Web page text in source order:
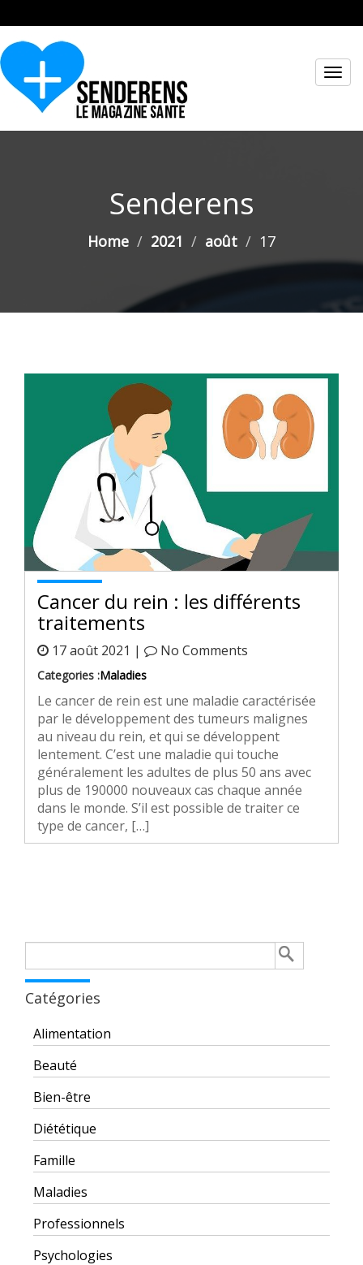
Senderens
Home 2021 août 17
Cancer du rein : les différents
traitements
17 août 2021 | No Comments
Categories :Maladies
Le cancer de rein est une maladie caractérisée
par le développement des tumeurs malignes
au niveau du rein, et qui se développent
lentement. C’est une maladie qui touche
généralement les adultes de plus 50 ans avec
plus de 190000 nouveaux cas chaque année
dans le monde. S’il est possible de traiter ce
type de cancer, […]
Catégories
Alimentation
Beauté
Bien-être
Diététique
Famille
Maladies
Professionnels
Psychologies